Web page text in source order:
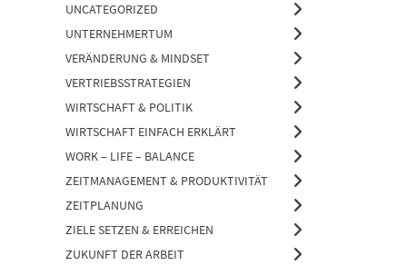
UNCATEGORIZED
UNTERNEHMERTUM
VERÄNDERUNG & MINDSET
VERTRIEBSSTRATEGIEN
WIRTSCHAFT & POLITIK
WIRTSCHAFT EINFACH ERKLÄRT
WORK – LIFE – BALANCE
ZEITMANAGEMENT & PRODUKTIVITÄT
ZEITPLANUNG
ZIELE SETZEN & ERREICHEN
ZUKUNFT DER ARBEIT